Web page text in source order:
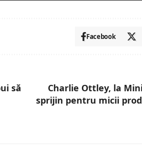
Facebook
să
Charlie Ottley, la
sprijin pentru micii